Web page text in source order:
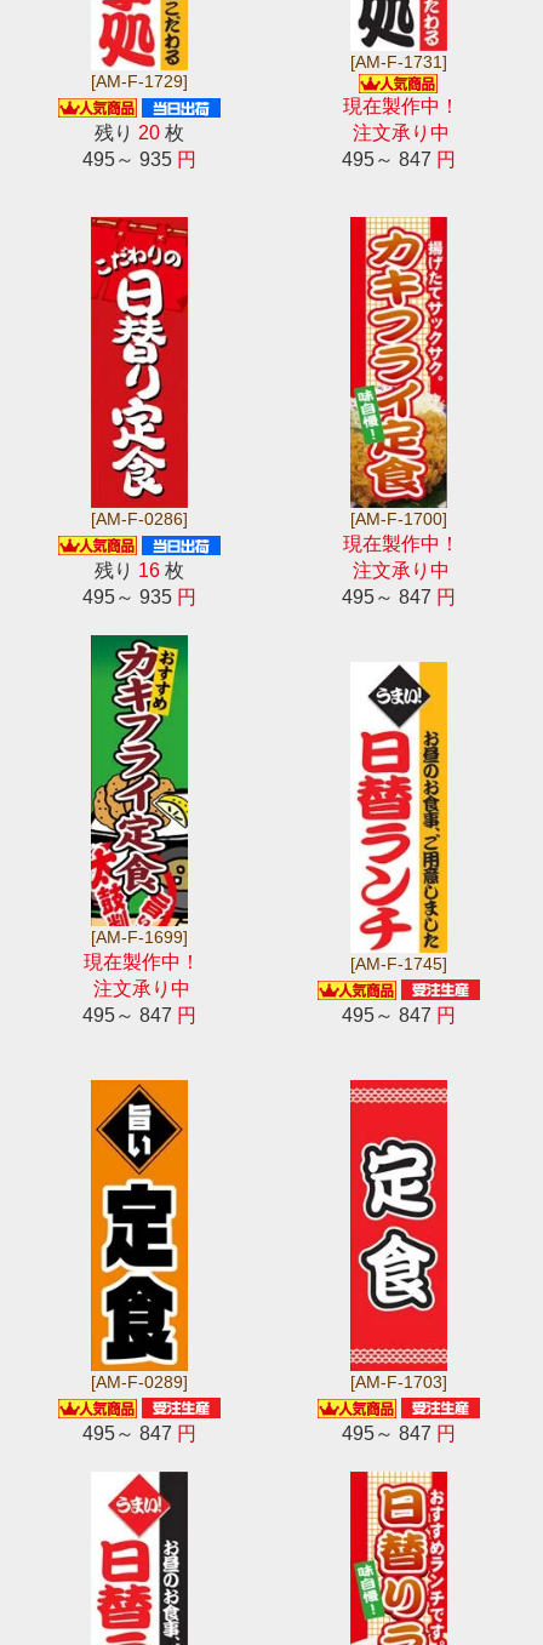
[AM-F-1729]
残り 20枚
495～ 935 円
[AM-F-1731]
現在製作中！
注文承り中
495～ 847 円
[AM-F-0286]
残り 16枚
495～ 935 円
[AM-F-1700]
現在製作中！
注文承り中
495～ 847 円
[AM-F-1699]
現在製作中！
注文承り中
495～ 847 円
[AM-F-1745]
495～ 847 円
[AM-F-0289]
495～ 847 円
[AM-F-1703]
495～ 847 円